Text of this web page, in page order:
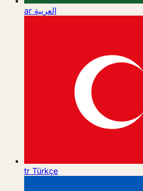
ar العربية
tr Türkçe